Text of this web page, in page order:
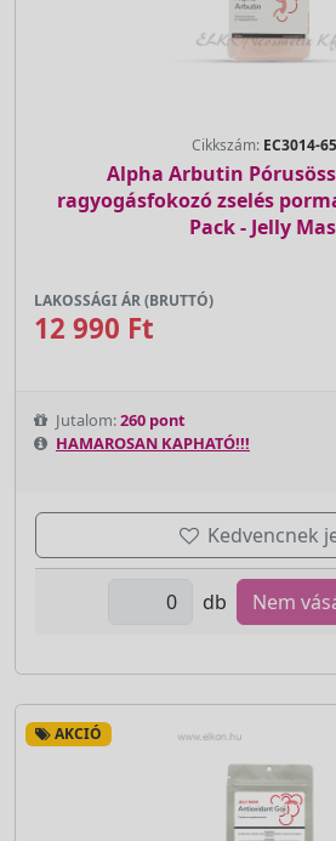
Cikkszám: EC3014-
Alpha Arbutin
ragyogásfokozó zselés
Pack - Jelly
LAKOSSÁGI ÁR (BRUTTÓ)
12 990 Ft
Jutalom:260 pont
HAMAROSAN KAPHATÓ!!!
Kedvencnek
db Nem
AKCIÓ